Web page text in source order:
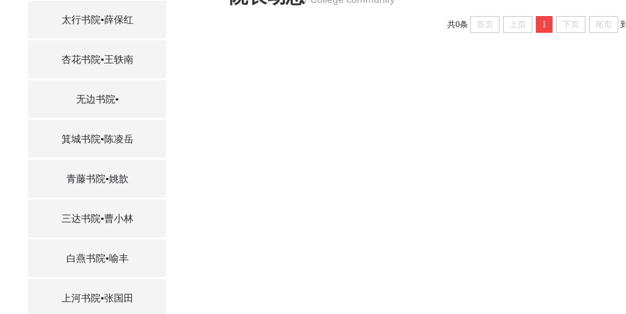
太行书院▪薛保红
杏花书院▪王轶南
无边书院▪
箕城书院▪陈凌岳
青藤书院▪姚歆
三达书院▪曹小林
白燕书院▪喻丰
上河书院▪张国田
共0条 首页 上页 1 下页 尾页